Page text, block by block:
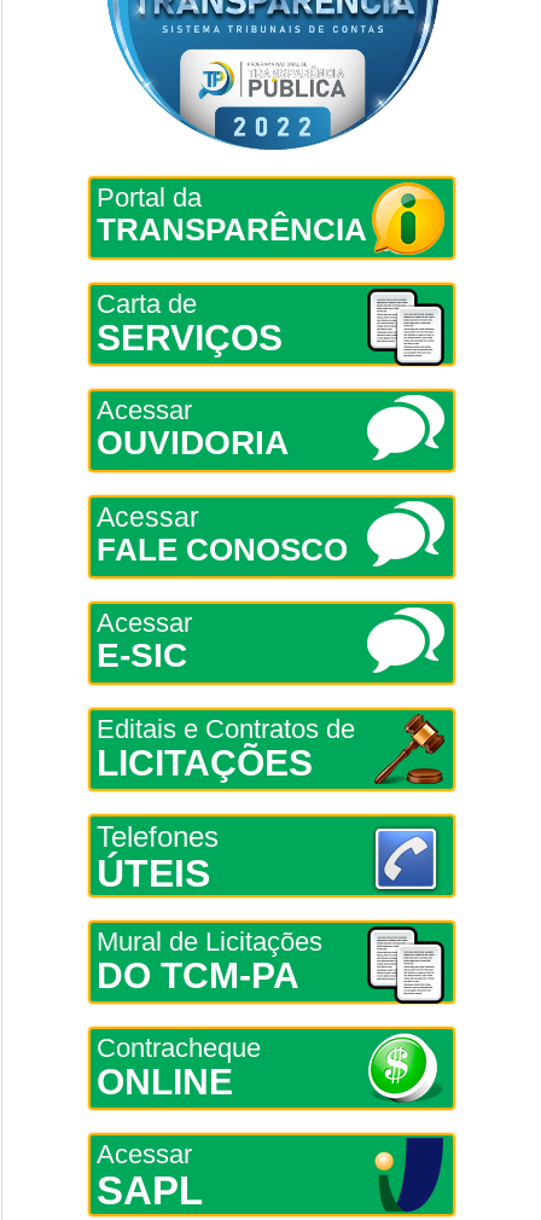
Portal da
TRANSPARÊNCIA
Carta de
SERVIÇOS
Acessar
OUVIDORIA
Acessar
FALE CONOSCO
Acessar
E-SIC
Editais e Contratos de
LICITAÇÕES
Telefones
ÚTEIS
Mural de Licitações
DO TCM-PA
Contracheque
ONLINE
Acessar
SAPL